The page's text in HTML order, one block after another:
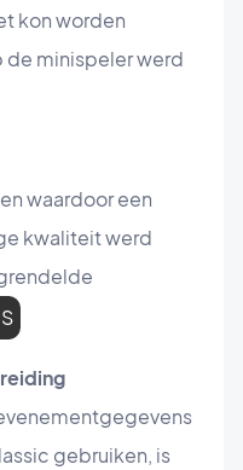
kon worden
de minispeler werd
waardoor een
kwaliteit werd
gebruiken, is